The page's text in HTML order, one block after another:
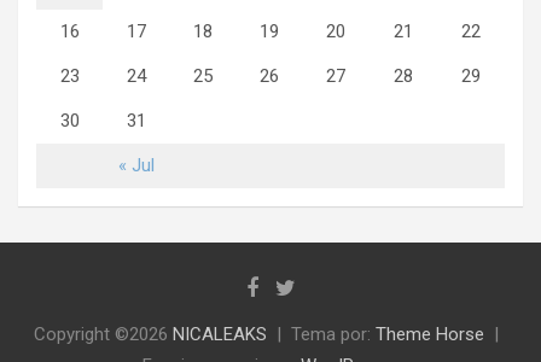
« Jul
16 17 18 19 20 21 22
23 24 25 26 27 28 29
30 31
Copyright ©2026 NICALEAKS Tema por: Theme Horse